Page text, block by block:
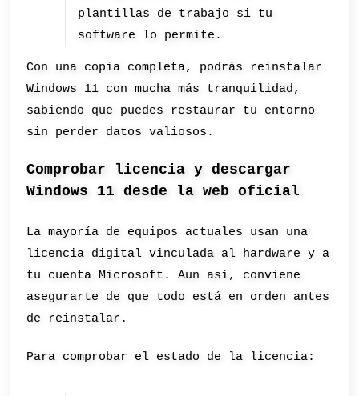
plantillas de trabajo si tu
software lo permite.
Con una copia completa, podrás reinstalar
Windows 11 con mucha más tranquilidad,
sabiendo que puedes restaurar tu entorno
sin perder datos valiosos.
Comprobar licencia y descargar
Windows 11 desde la web oficial
La mayoría de equipos actuales usan una
licencia digital vinculada al hardware y a
tu cuenta Microsoft. Aun así, conviene
asegurarte de que todo está en orden antes
de reinstalar.
Para comprobar el estado de la licencia: